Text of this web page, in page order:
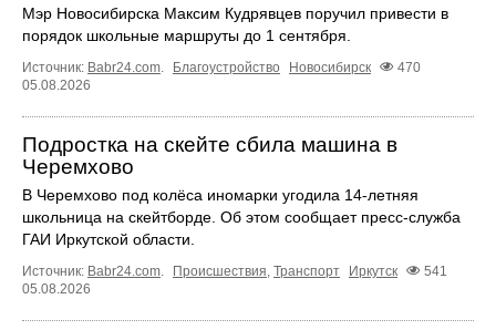
Мэр Новосибирска Максим Кудрявцев поручил привести в
порядок школьные маршруты до 1 сентября.
Источник: Babr24.com. Благоустройство Новосибирск
470
05.08.2026
Подростка на скейте сбила машина в
Черемхово
В Черемхово под колёса иномарки угодила 14‑летняя
школьница на скейтборде. Об этом сообщает пресс‑служба
ГАИ Иркутской области.
Источник: Babr24.com. Происшествия, Транспорт Иркутск
541
05.08.2026